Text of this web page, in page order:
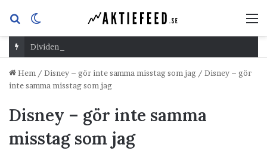
Sök
efterskin
Dividend Overshoot Day
Hem / Disney – gör inte samma misstag som jag / Disney – gör
inte samma misstag som jag
Disney – gör inte samma
misstag som jag